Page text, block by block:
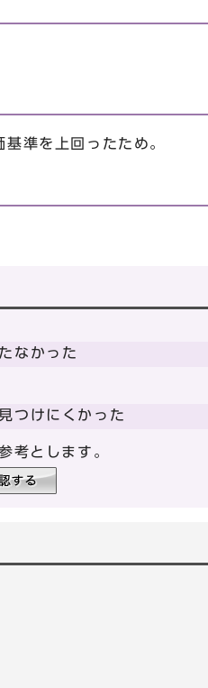
準を上回ったため。
なかった
見つけにくかった
考とします。